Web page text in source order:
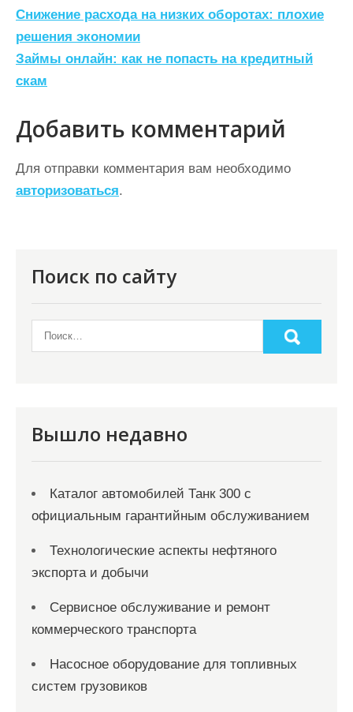
Н
а
в
и
г
а
ц
и
м
Снижение расхода на низких оборотах: плохие
решения экономии
Займы онлайн: как не попасть на кредитный
скам
Добавить комментарий
Для отправки комментария вам необходимо
авторизоваться.
Поиск по сайту
Вышло недавно
Каталог автомобилей Танк 300 с
официальным гарантийным обслуживанием
Технологические аспекты нефтяного
экспорта и добычи
Сервисное обслуживание и ремонт
коммерческого транспорта
Насосное оборудование для топливных
систем грузовиков